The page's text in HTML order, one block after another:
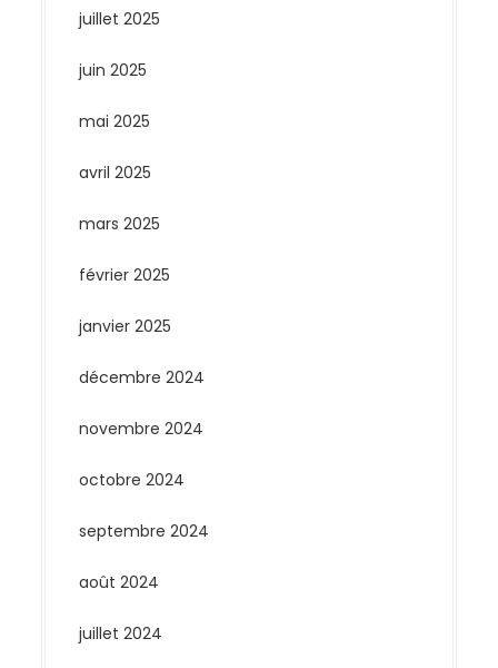
juillet 2025
juin 2025
mai 2025
avril 2025
mars 2025
février 2025
janvier 2025
décembre 2024
novembre 2024
octobre 2024
septembre 2024
août 2024
juillet 2024